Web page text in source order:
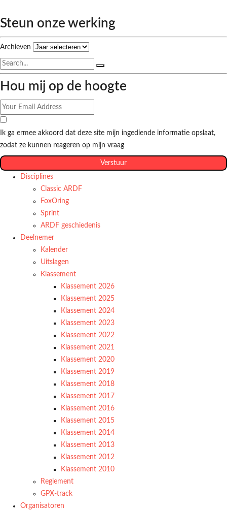
Steun onze werking
Archieven
Hou mij op de hoogte
Ik ga ermee akkoord dat deze site mijn ingediende informatie opslaat,
zodat ze kunnen reageren op mijn vraag
Verstuur
Disciplines
Classic ARDF
FoxOring
Sprint
ARDF geschiedenis
Deelnemer
Kalender
Uitslagen
Klassement
Klassement 2026
Klassement 2025
Klassement 2024
Klassement 2023
Klassement 2022
Klassement 2021
Klassement 2020
Klassement 2019
Klassement 2018
Klassement 2017
Klassement 2016
Klassement 2015
Klassement 2014
Klassement 2013
Klassement 2012
Klassement 2010
Reglement
GPX-track
Organisatoren